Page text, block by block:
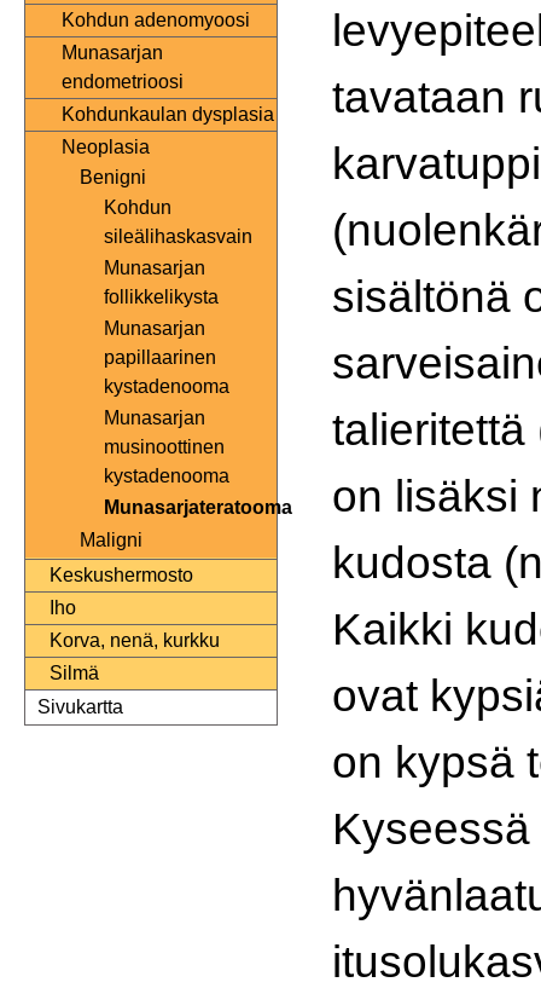
Kohdun adenomyoosi
Munasarjan
endometrioosi
Kohdunkaulan dysplasia
Neoplasia
Benigni
Kohdun
sileälihaskasvain
Munasarjan
follikkelikysta
Munasarjan
papillaarinen
kystadenooma
Munasarjan
musinoottinen
kystadenooma
Munasarjateratooma
Maligni
Keskushermosto
Iho
Korva, nenä, kurkku
Silmä
Sivukartta
tavataan
sisältönä
talieritettä
on lisäksi
kudosta
Kaikki
ovat
on kypsä